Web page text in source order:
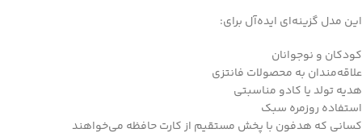
این مدل گزینه‌ای ایده‌آل برای:
کودکان و نوجوانان
علاقه‌مندان به محصولات فانتزی
هدیه تولد یا کادو مناسبتی
استفاده روزمره سبک
کسانی که هدفون با پخش مستقیم از کارت حافظه می‌خواهند